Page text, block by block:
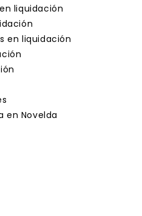
liquidación
en liquidación
en Novelda